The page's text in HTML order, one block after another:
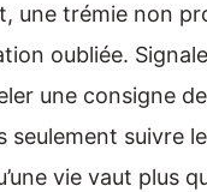
une trémie non
oubliée.
une consigne de
seulement suivre le
vie vaut plus